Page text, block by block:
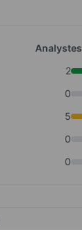
Analystes
2
0
5
0
0